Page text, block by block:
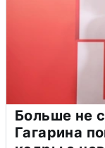
Больше не
Гагарина